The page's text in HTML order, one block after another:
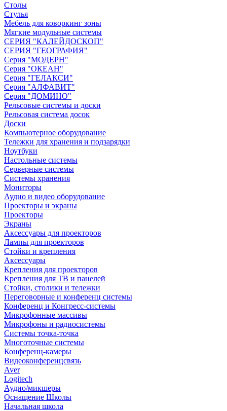
Столы
Стулья
Мебель для коворкинг зоны
Мягкие модульные системы
СЕРИЯ "КАЛЕЙДОСКОП"
СЕРИЯ "ГЕОГРАФИЯ"
Серия "МОДЕРН"
Серия "ОКЕАН"
Серия "ГЕЛАКСИ"
Серия "АЛФАВИТ"
Серия "ДОМИНО"
Рельсовые системы и доски
Рельсовая система досок
Доски
Компьютерное оборудование
Тележки для хранения и подзарядки
Ноутбуки
Настольные системы
Серверные системы
Системы хранения
Мониторы
Аудио и видео оборудование
Проекторы и экраны
Проекторы
Экраны
Аксессуары для проекторов
Лампы для проекторов
Стойки и крепления
Аксессуары
Крепления для проекторов
Крепления для ТВ и панелей
Стойки, столики и тележки
Переговорные и конференц системы
Конференц и Конгресс-системы
Микрофонные массивы
Микрофоны и радиосистемы
Системы точка-точка
Многоточные системы
Конференц-камеры
Видеоконференцсвязь
Aver
Logitech
Аудио/микшеры
Оснащение Школы
Начальная школа